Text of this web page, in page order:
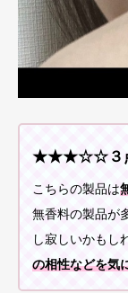
★★★☆☆３
こちらの製品は
無香料の製品が
し寂しいかもし
の相性などを気